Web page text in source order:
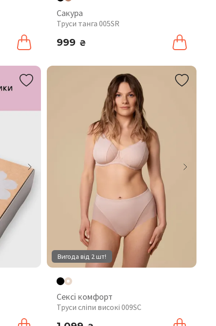
Сакура
Труси танга 005SR
999 ₴
Вигода від 2 шт!
Сексі комфорт
Труси сліпи високі 009SC